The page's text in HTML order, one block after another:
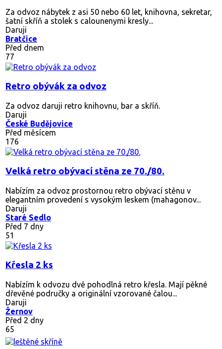
Za odvoz nábytek z asi 50 nebo 60 let, knihovna, sekretar,
šatní skříň a stolek s calounenymi kresly...
Daruji
Bratčice
Před dnem
77
Retro obývák za odvoz
Za odvoz daruji retro knihovnu, bar a skříň.
Daruji
České Budějovice
Před měsícem
176
Velká retro obývací stěna ze 70./80.
Nabízím za odvoz prostornou retro obývací stěnu v
elegantním provedení s vysokým leskem (mahagonov...
Daruji
Staré Sedlo
Před 7 dny
51
Křesla 2 ks
Nabízím k odvozu dvě pohodlná retro křesla. Mají pěkné
dřevěné područky a originální vzorované čalou...
Daruji
Žernov
Před 2 dny
65